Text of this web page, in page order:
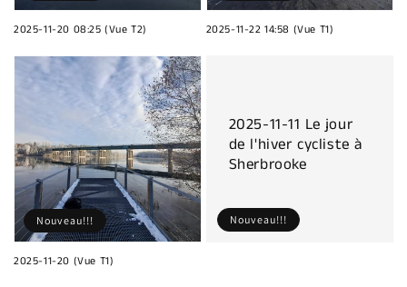
2025-11-20 08:25 (Vue T2) 2025-11-22 14:58 (Vue T1)
2025-11-20 (Vue T1)
Nouveau!!!
2025-11-11 Le jour
de l'hiver cycliste à
Sherbrooke
Nouveau!!!